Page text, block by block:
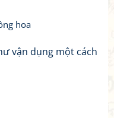
hoa
vận dụng một cách